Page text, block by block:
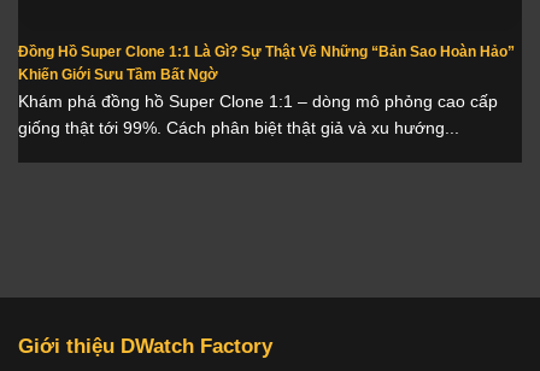
Đồng Hồ Super Clone 1:1 Là Gì? Sự Thật Về Những “Bản Sao Hoàn Hảo”
Khiến Giới Sưu Tầm Bất Ngờ
Khám phá đồng hồ Super Clone 1:1 – dòng mô phỏng cao cấp
giống thật tới 99%. Cách phân biệt thật giả và xu hướng...
Giới thiệu DWatch Factory